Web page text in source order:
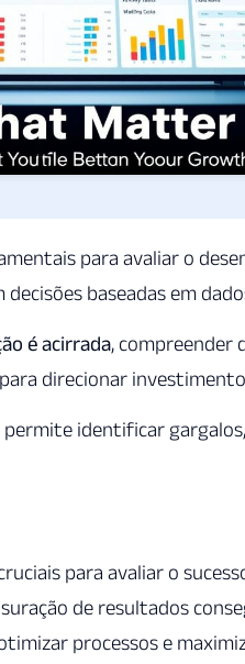
para avaliar o
baseadas em
é acirrada, compreender
direcionar
permite identificar
para avaliar o
de resultados
processos e